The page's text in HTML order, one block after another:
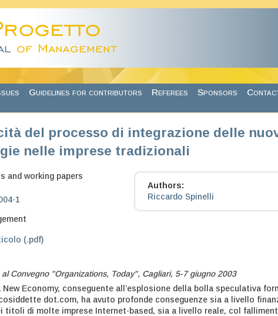
Guidelines for contributors Referees Sponsors
del processo di integrazione delle
nelle imprese tradizionali
and working papers
1
Authors:
Riccardo Spinelli
(.pdf)
Convegno "Organizations, Today", Cagliari, 5-7 giugno 2003
New Economy, conseguente all’esplosione della bolla speculativa
dot.com, ha avuto profonde conseguenze sia a livello
titoli di molte imprese Internet-based, sia a livello reale, col